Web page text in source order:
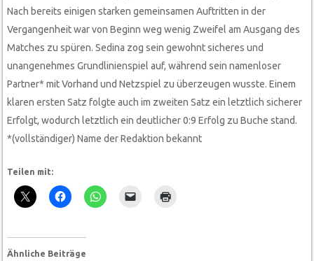
Nach bereits einigen starken gemeinsamen Auftritten in der
Vergangenheit war von Beginn weg wenig Zweifel am Ausgang des
Matches zu spüren. Sedina zog sein gewohnt sicheres und
unangenehmes Grundlinienspiel auf, während sein namenloser
Partner* mit Vorhand und Netzspiel zu überzeugen wusste. Einem
klaren ersten Satz folgte auch im zweiten Satz ein letztlich sicherer
Erfolgt, wodurch letztlich ein deutlicher 0:9 Erfolg zu Buche stand.
*(vollständiger) Name der Redaktion bekannt
Teilen mit:
Ähnliche Beiträge